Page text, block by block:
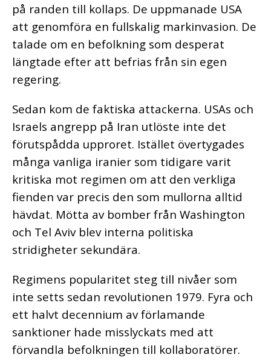
på randen till kollaps. De uppmanade USA
att genomföra en fullskalig markinvasion. De
talade om en befolkning som desperat
längtade efter att befrias från sin egen
regering.
Sedan kom de faktiska attackerna. USAs och
Israels angrepp på Iran utlöste inte det
förutspådda upproret. Istället övertygades
många vanliga iranier som tidigare varit
kritiska mot regimen om att den verkliga
fienden var precis den som mullorna alltid
hävdat. Mötta av bomber från Washington
och Tel Aviv blev interna politiska
stridigheter sekundära.
Regimens popularitet steg till nivåer som
inte setts sedan revolutionen 1979. Fyra och
ett halvt decennium av förlamande
sanktioner hade misslyckats med att
förvandla befolkningen till kollaboratörer.